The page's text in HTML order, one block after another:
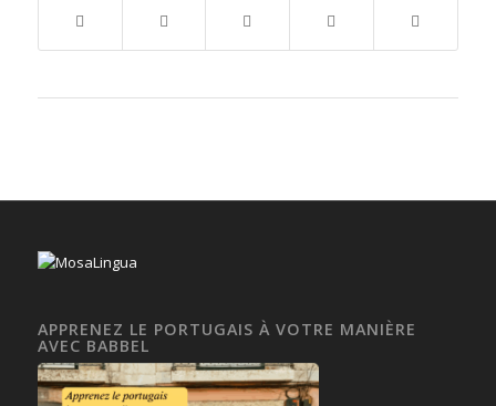
APPRENEZ LE PORTUGAIS À VOTRE MANIÈRE
AVEC BABBEL